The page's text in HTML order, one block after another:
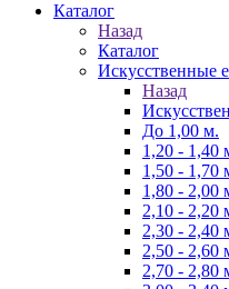
Каталог
Назад
Каталог
Искусственные
Назад
До 1,00 м.
1,20 - 1,40
1,50 - 1,70
1,80 - 2,00
2,10 - 2,20
2,30 - 2,40
2,50 - 2,60
2,70 - 2,80